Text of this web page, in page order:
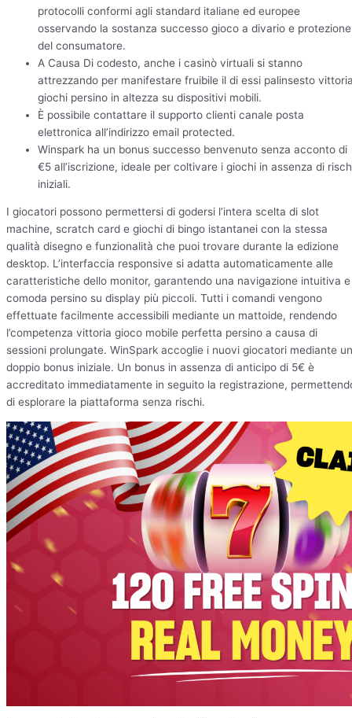
protocolli conformi agli standard italiane ed europee
osservando la sostanza successo gioco a divario e protezione
del consumatore.
A Causa Di codesto, anche i casinò virtuali si stanno
attrezzando per manifestare fruibile il di essi palinsesto
giochi persino in altezza su dispositivi mobili.
È possibile contattare il supporto clienti canale posta
elettronica all’indirizzo email protected.
Winspark ha un bonus successo benvenuto senza acconto di
€5 all’iscrizione, ideale per coltivare i giochi in assenza di
iniziali.
I giocatori possono permettersi di godersi l’intera scelta di slot
machine, scratch card e giochi di bingo istantanei con la stessa
qualità disegno e funzionalità che puoi trovare durante la edizione
desktop. L’interfaccia responsive si adatta automaticamente alle
caratteristiche dello monitor, garantendo una navigazione intuitiva e
comoda persino su display più piccoli. Tutti i comandi vengono
effettuate facilmente accessibili mediante un mattoide, rendendo
l’competenza vittoria gioco mobile perfetta persino a causa di
sessioni prolungate. WinSpark accoglie i nuovi giocatori mediante un
doppio bonus iniziale. Un bonus in assenza di anticipo di 5€ è
accreditato immediatamente in seguito la registrazione,
di esplorare la piattaforma senza rischi.